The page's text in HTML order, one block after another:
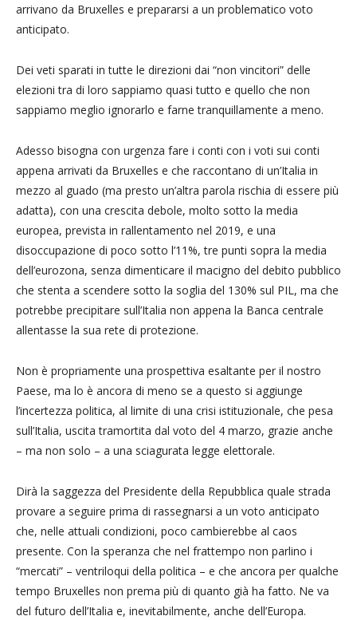
arrivano da Bruxelles e prepararsi a un problematico voto
anticipato.
Dei veti sparati in tutte le direzioni dai “non vincitori” delle
elezioni tra di loro sappiamo quasi tutto e quello che non
sappiamo meglio ignorarlo e farne tranquillamente a meno.
Adesso bisogna con urgenza fare i conti con i voti sui conti
appena arrivati da Bruxelles e che raccontano di un’Italia in
mezzo al guado (ma presto un’altra parola rischia di essere più
adatta), con una crescita debole, molto sotto la media
europea, prevista in rallentamento nel 2019, e una
disoccupazione di poco sotto l’11%, tre punti sopra la media
dell’eurozona, senza dimenticare il macigno del debito pubblico
che stenta a scendere sotto la soglia del 130% sul PIL, ma che
potrebbe precipitare sull’Italia non appena la Banca centrale
allentasse la sua rete di protezione.
Non è propriamente una prospettiva esaltante per il nostro
Paese, ma lo è ancora di meno se a questo si aggiunge
l’incertezza politica, al limite di una crisi istituzionale, che pesa
sull’Italia, uscita tramortita dal voto del 4 marzo, grazie anche
– ma non solo – a una sciagurata legge elettorale.
Dirà la saggezza del Presidente della Repubblica quale strada
provare a seguire prima di rassegnarsi a un voto anticipato
che, nelle attuali condizioni, poco cambierebbe al caos
presente. Con la speranza che nel frattempo non parlino i
“mercati” – ventriloqui della politica – e che ancora per qualche
tempo Bruxelles non prema più di quanto già ha fatto. Ne va
del futuro dell’Italia e, inevitabilmente, anche dell’Europa.